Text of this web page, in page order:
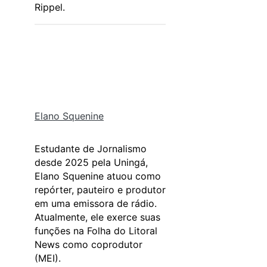
Rippel.
Elano Squenine
Estudante de Jornalismo
desde 2025 pela Uningá,
Elano Squenine atuou como
repórter, pauteiro e produtor
em uma emissora de rádio.
Atualmente, ele exerce suas
funções na Folha do Litoral
News como coprodutor
(MEI).